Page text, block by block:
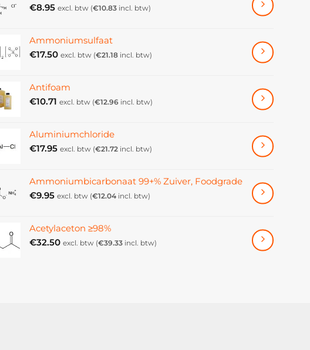
€8.95 excl. btw (€10.83 incl. btw)
Ammoniumsulfaat
€17.50 excl. btw (€21.18 incl. btw)
Antifoam
€10.71 excl. btw (€12.96 incl. btw)
Aluminiumchloride
€17.95 excl. btw (€21.72 incl. btw)
Ammoniumbicarbonaat 99+% Zuiver, Foodgrade
€9.95 excl. btw (€12.04 incl. btw)
Acetylaceton ≥98%
€32.50 excl. btw (€39.33 incl. btw)